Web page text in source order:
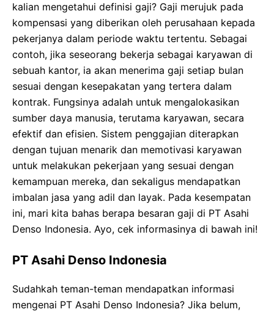
kalian mengetahui definisi gaji? Gaji merujuk pada
kompensasi yang diberikan oleh perusahaan kepada
pekerjanya dalam periode waktu tertentu. Sebagai
contoh, jika seseorang bekerja sebagai karyawan di
sebuah kantor, ia akan menerima gaji setiap bulan
sesuai dengan kesepakatan yang tertera dalam
kontrak. Fungsinya adalah untuk mengalokasikan
sumber daya manusia, terutama karyawan, secara
efektif dan efisien. Sistem penggajian diterapkan
dengan tujuan menarik dan memotivasi karyawan
untuk melakukan pekerjaan yang sesuai dengan
kemampuan mereka, dan sekaligus mendapatkan
imbalan jasa yang adil dan layak. Pada kesempatan
ini, mari kita bahas berapa besaran gaji di PT Asahi
Denso Indonesia. Ayo, cek informasinya di bawah ini!
PT Asahi Denso Indonesia
Sudahkah teman-teman mendapatkan informasi
mengenai PT Asahi Denso Indonesia? Jika belum,